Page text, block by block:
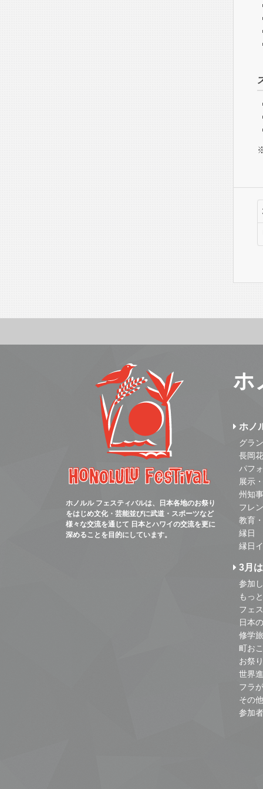
ホノルル フェスティバルは、日本各地のお祭り
をはじめ文化・芸能並びに武道・スポーツなど
様々な交流を通じて 日本とハワイの交流を更に
深めることを目的にしています。
ホ
ホノ
グラ
長岡
パフ
展示
州知
フレ
教育
縁日
縁日
3月
参加
もっ
フェ
日本
修学
町お
お祭
世界
フラ
その
参加